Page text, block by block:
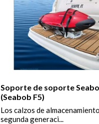
Soporte de soporte
(Seabob F5)
Los calzos de
segunda generaci...